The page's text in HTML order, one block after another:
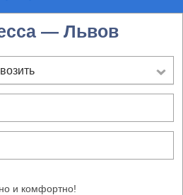
п
й
у
— Львов
и комфортно!